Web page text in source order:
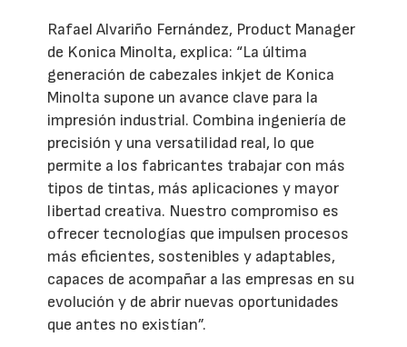
Rafael Alvariño Fernández, Product Manager
de Konica Minolta, explica: “La última
generación de cabezales inkjet de Konica
Minolta supone un avance clave para la
impresión industrial. Combina ingeniería de
precisión y una versatilidad real, lo que
permite a los fabricantes trabajar con más
tipos de tintas, más aplicaciones y mayor
libertad creativa. Nuestro compromiso es
ofrecer tecnologías que impulsen procesos
más eficientes, sostenibles y adaptables,
capaces de acompañar a las empresas en su
evolución y de abrir nuevas oportunidades
que antes no existían”.